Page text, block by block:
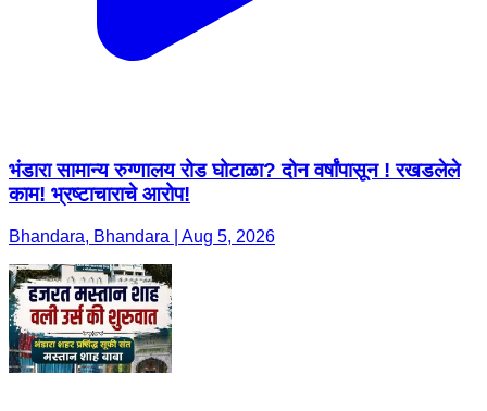
भंडारा सामान्य रुग्णालय रोड घोटाळा? दोन वर्षांपासून ! रखडलेले
काम! भ्रष्टाचाराचे आरोप!
Bhandara, Bhandara | Aug 5, 2026